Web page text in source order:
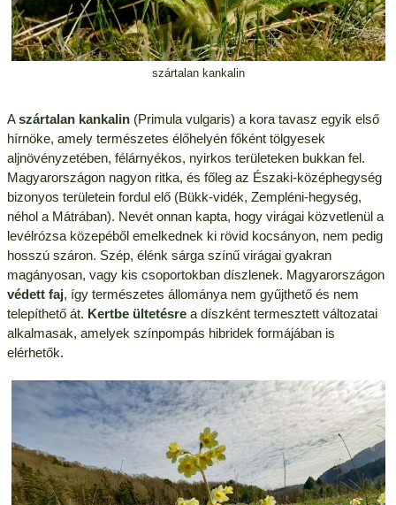
szártalan kankalin
Aszártalan kankalin(Primula vulgaris) a kora tavasz egyik első
hírnöke, amely természetes élőhelyén főként tölgyesek
aljnövényzetében, félárnyékos, nyirkos területeken bukkan fel.
Magyarországon nagyon ritka, és főleg az Északi-középhegység
bizonyos területein fordul elő (Bükk-vidék, Zempléni-hegység,
néhol a Mátrában). Nevét onnan kapta, hogy virágai közvetlenül a
levélrózsa közepéből emelkednek ki rövid kocsányon, nem pedig
hosszú száron. Szép, élénk sárga színű virágai gyakran
magányosan, vagy kis csoportokban díszlenek. Magyarországon
védett faj, így természetes állománya nem gyűjthető és nem
telepíthető át. Kertbe ültetésrea díszként termesztett változatai
alkalmasak, amelyek színpompás hibridek formájában is
elérhetők.